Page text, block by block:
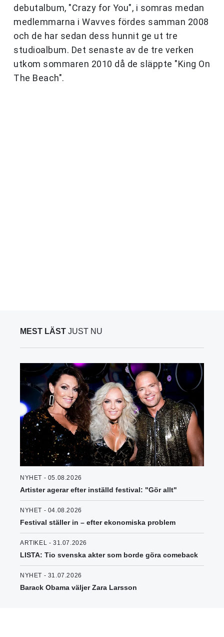
debutalbum, "Crazy for You", i somras medan
medlemmarna i Wavves fördes samman 2008
och de har sedan dess hunnit ge ut tre
studioalbum. Det senaste av de tre verken
utkom sommaren 2010 då de släppte "King On
The Beach".
MEST LÄST JUST NU
NYHET - 05.08.2026
Artister agerar efter inställd festival: "Gör allt"
NYHET - 04.08.2026
Festival ställer in – efter ekonomiska problem
ARTIKEL - 31.07.2026
LISTA: Tio svenska akter som borde göra comeback
NYHET - 31.07.2026
Barack Obama väljer Zara Larsson